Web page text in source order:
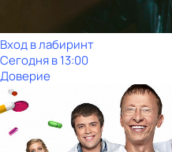
Вход в лабиринт
Сегодня в 13:00
Доверие